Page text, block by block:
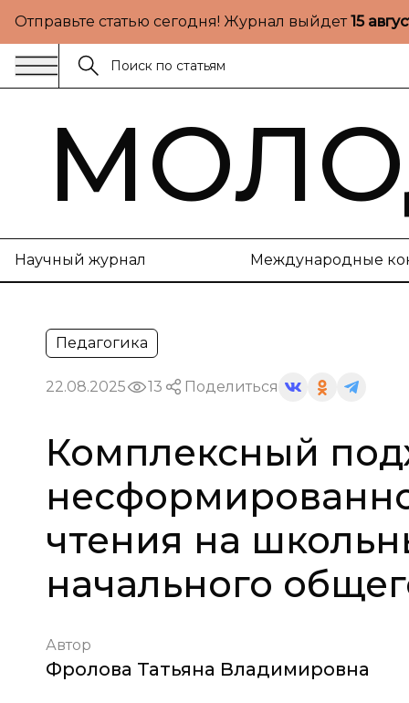
Отправьте статью сегодня! Журнал выйдет15
Научный журнал Международные
Педагогика
22.08.2025 13 Поделиться
Комплексный
чтения на
начального
Автор
Фролова Татьяна Владимировна